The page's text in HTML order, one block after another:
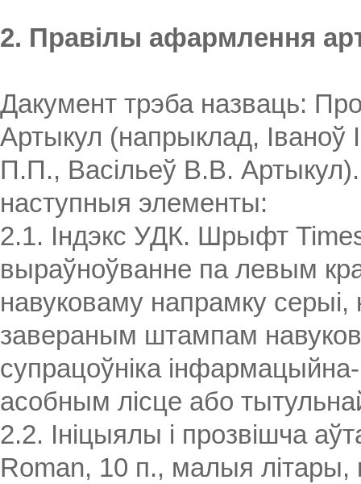
2. Правілы афармлення
Дакумент трэба назваць:
Артыкул (напрыклад, Іваноў
П.П., Васільеў В.В.
наступныя элементы:
2.1. Індэкс УДК. Шрыфт
выраўноўванне па левым
навуковаму напрамку
завераным штампам
супрацоўніка
асобным лісце або
2.2. Ініцыялы і прозвішча
Roman, 10 п., малыя